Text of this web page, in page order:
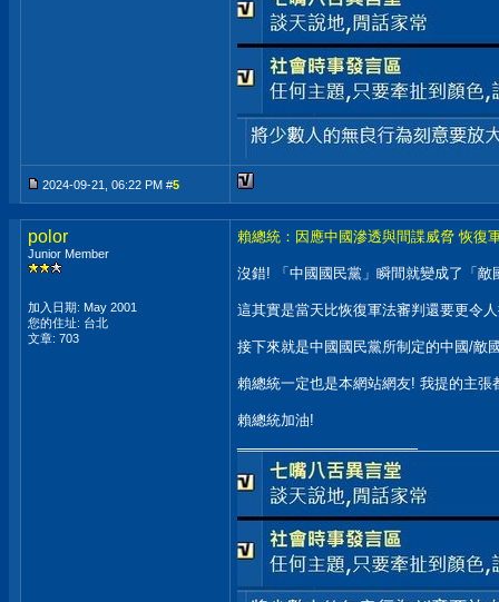
2024-09-21, 06:22 PM #5
polor
Junior Member
加入日期: May 2001
您的住址: 台北
文章: 703
賴總統：因應中國滲透與間諜威脅 恢復
沒錯! 「中國國民黨」瞬間就變成了「敵
這其實是當天比恢復軍法審判還要更令
接下來就是中國國民黨所制定的中國/敵
賴總統一定也是本網站網友! 我提的主張
賴總統加油!